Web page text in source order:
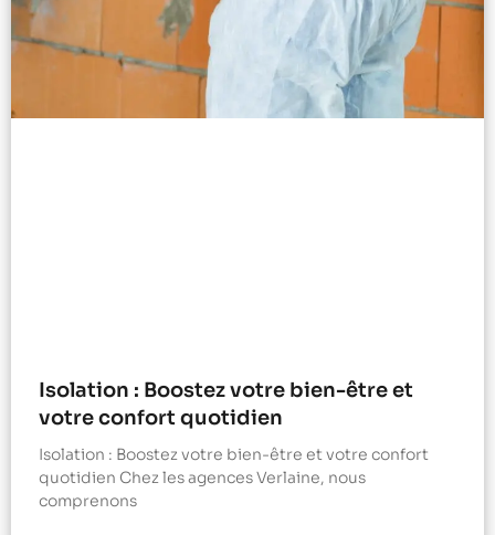
Isolation : Boostez votre bien-être et
votre confort quotidien
Isolation : Boostez votre bien-être et votre confort
quotidien Chez les agences Verlaine, nous
comprenons